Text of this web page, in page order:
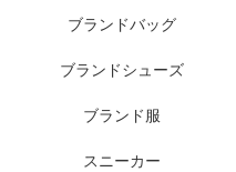
ブランドバッグ
ブランドシューズ
ブランド服
スニーカー